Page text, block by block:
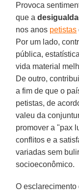
Provoca
que a
nos anos petistas
Por um lado,
pública,
vida material
De outro,
a fim de que o
petistas, de
valeu da
promover a "pax
conflitos e a
variadas sem
socioeconômico.
O